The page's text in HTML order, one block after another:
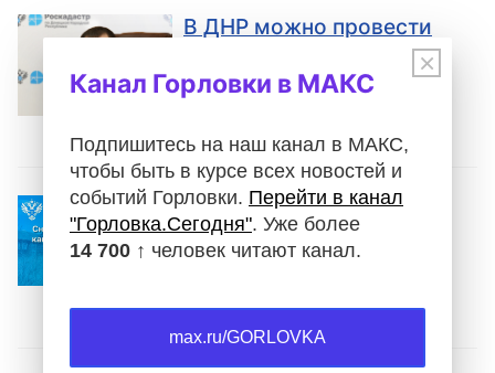
В ДНР можно провести
регистрацию прав на
недвижимость в
Снятие с кадастрового
учета: как действовать,
если объект
существовать
×
Канал Горловки в МАКС
Подпишитесь на наш канал в МАКС,
чтобы быть в курсе всех новостей и
событий Горловки. Перейти в канал
"Горловка.Сегодня". Уже более
14 700 ↑ человек читают канал.
max.ru/GORLOVKA